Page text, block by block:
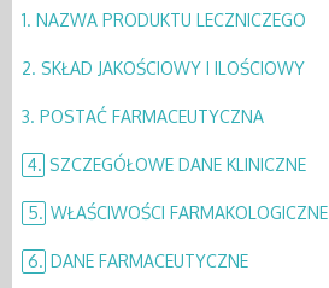
1. NAZWA PRODUKTU LECZNICZEGO
2. SKŁAD JAKOŚCIOWY I ILOŚCIOWY
3. POSTAĆ FARMACEUTYCZNA
4. SZCZEGÓŁOWE DANE KLINICZNE
5. WŁAŚCIWOŚCI FARMAKOLOGICZNE
6. DANE FARMACEUTYCZNE